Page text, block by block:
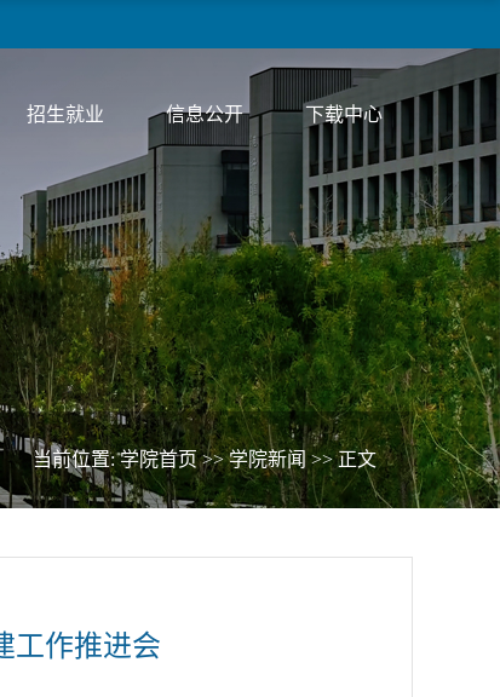
招生就业 信息公开 下载中心
当前位置:学院首页>>学院新闻 >> 正文
工作推进会